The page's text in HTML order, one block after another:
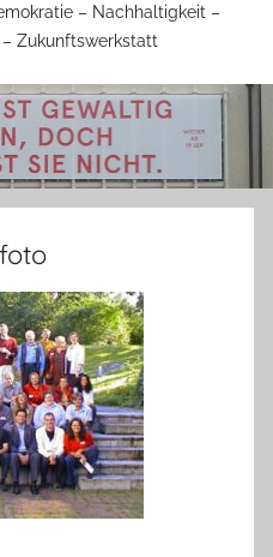
– Nachhaltigkeit –
Zukunftswerkstatt